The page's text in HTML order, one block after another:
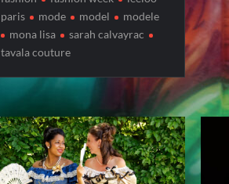
paris
mode model
modele
mona lisa
sarah calvayrac
tavala couture